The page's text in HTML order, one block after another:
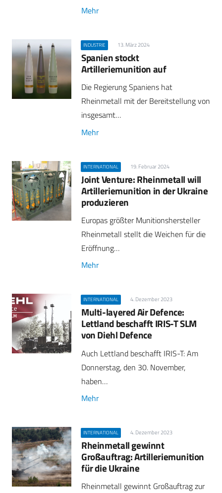
Mehr
INDUSTRIE 13. März 2024
Spanien stockt
Artilleriemunition auf
Die Regierung Spaniens hat
Rheinmetall mit der Bereitstellung von
insgesamt…
Mehr
INTERNATIONAL 19. Februar 2024
Joint Venture: Rheinmetall will
Artilleriemunition in der Ukraine
produzieren
Europas größter Munitionshersteller
Rheinmetall stellt die Weichen für die
Eröffnung…
Mehr
INTERNATIONAL 4. Dezember 2023
Multi-layered Air Defence:
Lettland beschafft IRIS-T SLM
von Diehl Defence
Auch Lettland beschafft IRIS-T: Am
Donnerstag, den 30. November,
haben…
Mehr
INTERNATIONAL 4. Dezember 2023
Rheinmetall gewinnt
Großauftrag: Artilleriemunition
für die Ukraine
Rheinmetall gewinnt Großauftrag zur